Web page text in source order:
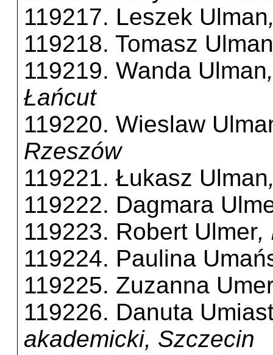
119217. Leszek Ulman
119218. Tomasz Ulman
119219. Wanda Ulman
Łańcut
119220. Wieslaw
Rzeszów
119221. Łukasz Ulman
119222. Dagmara
119223. Robert Ulmer,
119224. Paulina
119225. Zuzanna
119226. Danuta
akademicki, Szczecin